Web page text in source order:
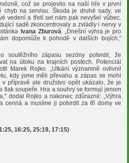
což se projevilo na naší hře v první
chyb na servisu. Škoda je druhé sady, ve
vedení a třetí set nám pak nevyšel vůbec.
sadě zkoncentrovaly a zvládly i nervy v
Ivana Zburová. „Dnešní výhra je pro
dopomůže k pohodě v dalších bojích,"
soutěžního zápasu sezóny potvrdil, že
na útoku na krajních postech. Potenciál
Marek Rojko. „Utkání významně ovlivnil
kdy jsme měli převahu a zápas se mohl
v přípravě ale družstvo opět ukázalo, že je
tlak soupeře. Hra a souhry se formují jenom
dodal Rojko a nakonec zdůraznil: „Výhra
cenná a musíme ji potvrdit za tři domy ve
16:25, 25:19, 17:15)